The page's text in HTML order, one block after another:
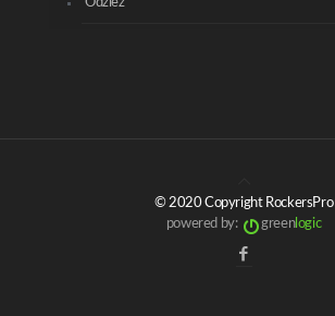
© 2020 Copyright RockersPro
powered by:
greenlogic